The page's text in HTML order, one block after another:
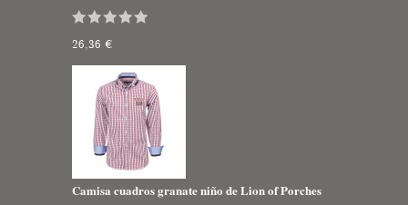
26,36 €
Camisa cuadros granate niño de Lion of Porches